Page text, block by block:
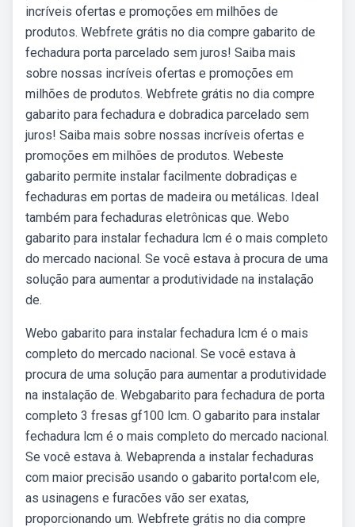
incríveis ofertas e promoções em milhões de
produtos. Webfrete grátis no dia compre gabarito de
fechadura porta parcelado sem juros! Saiba mais
sobre nossas incríveis ofertas e promoções em
milhões de produtos. Webfrete grátis no dia compre
gabarito para fechadura e dobradica parcelado sem
juros! Saiba mais sobre nossas incríveis ofertas e
promoções em milhões de produtos. Webeste
gabarito permite instalar facilmente dobradiças e
fechaduras em portas de madeira ou metálicas. Ideal
também para fechaduras eletrônicas que. Webo
gabarito para instalar fechadura lcm é o mais completo
do mercado nacional. Se você estava à procura de uma
solução para aumentar a produtividade na instalação
de.
Webo gabarito para instalar fechadura lcm é o mais
completo do mercado nacional. Se você estava à
procura de uma solução para aumentar a produtividade
na instalação de. Webgabarito para fechadura de porta
completo 3 fresas gf100 lcm. O gabarito para instalar
fechadura lcm é o mais completo do mercado nacional.
Se você estava à. Webaprenda a instalar fechaduras
com maior precisão usando o gabarito porta!com ele,
as usinagens e furacões vão ser exatas,
proporcionando um. Webfrete grátis no dia compre